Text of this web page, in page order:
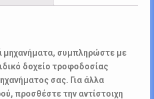
μηχανήματα, συμπληρώστε με
δοχείο τροφοδοσίας
σας. Για άλλα
προσθέστε την αντίστοιχη